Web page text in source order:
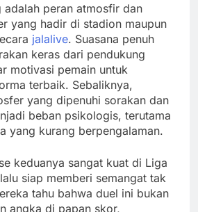
adalah peran atmosfir dan
yang hadir di stadion maupun
jalalive. Suasana penuh
keras dari pendukung
motivasi pemain untuk
terbaik. Sebaliknya,
yang dipenuhi sorakan dan
beban psikologis, terutama
yang kurang berpengalaman.
keduanya sangat kuat di Liga
siap memberi semangat tak
tahu bahwa duel ini bukan
angka di papan skor,